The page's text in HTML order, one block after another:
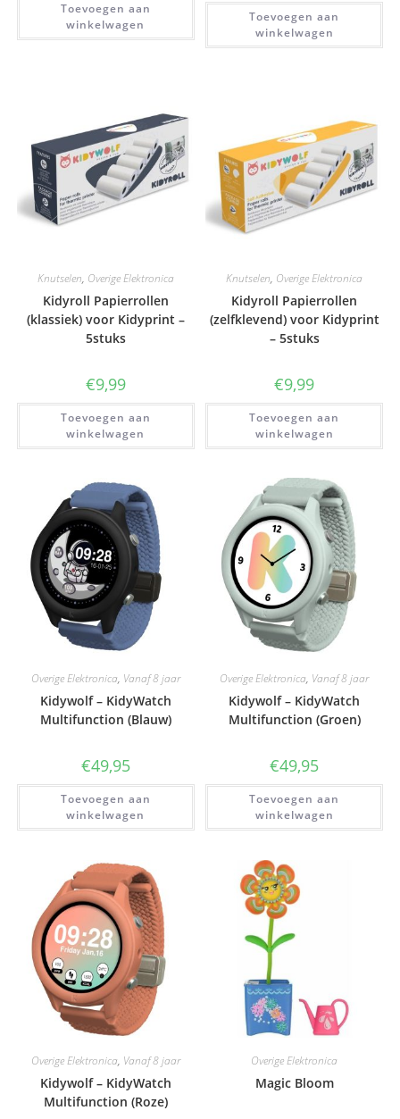
Toevoegen aan
winkelwagen
Toevoegen aan
winkelwagen
Knutselen, Overige Elektronica
Kidyroll Papierrollen
(klassiek) voor Kidyprint –
5stuks
€9,99
Toevoegen aan
winkelwagen
Knutselen, Overige Elektronica
Kidyroll Papierrollen
(zelfklevend) voor Kidyprint
– 5stuks
€9,99
Toevoegen aan
winkelwagen
Overige Elektronica, Vanaf 8 jaar
Kidywolf – KidyWatch
Multifunction (Blauw)
€49,95
Toevoegen aan
winkelwagen
Overige Elektronica, Vanaf 8 jaar
Kidywolf – KidyWatch
Multifunction (Groen)
€49,95
Toevoegen aan
winkelwagen
Overige Elektronica, Vanaf 8 jaar
Kidywolf – KidyWatch
Multifunction (Roze)
Overige Elektronica
Magic Bloom